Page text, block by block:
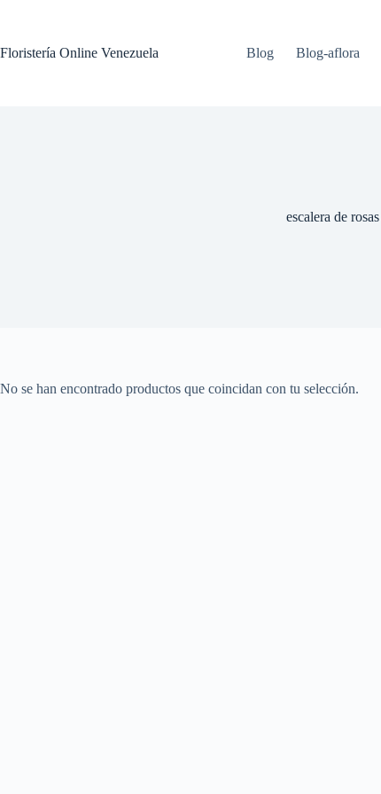
Floristería Online Venezuela Blog Blog-aflora
escalera de rosas
No se han encontrado productos que coincidan con tu selección.